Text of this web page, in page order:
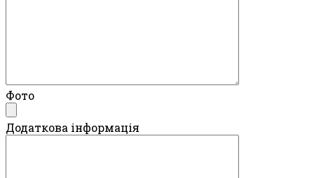
Фото
Додаткова інформація